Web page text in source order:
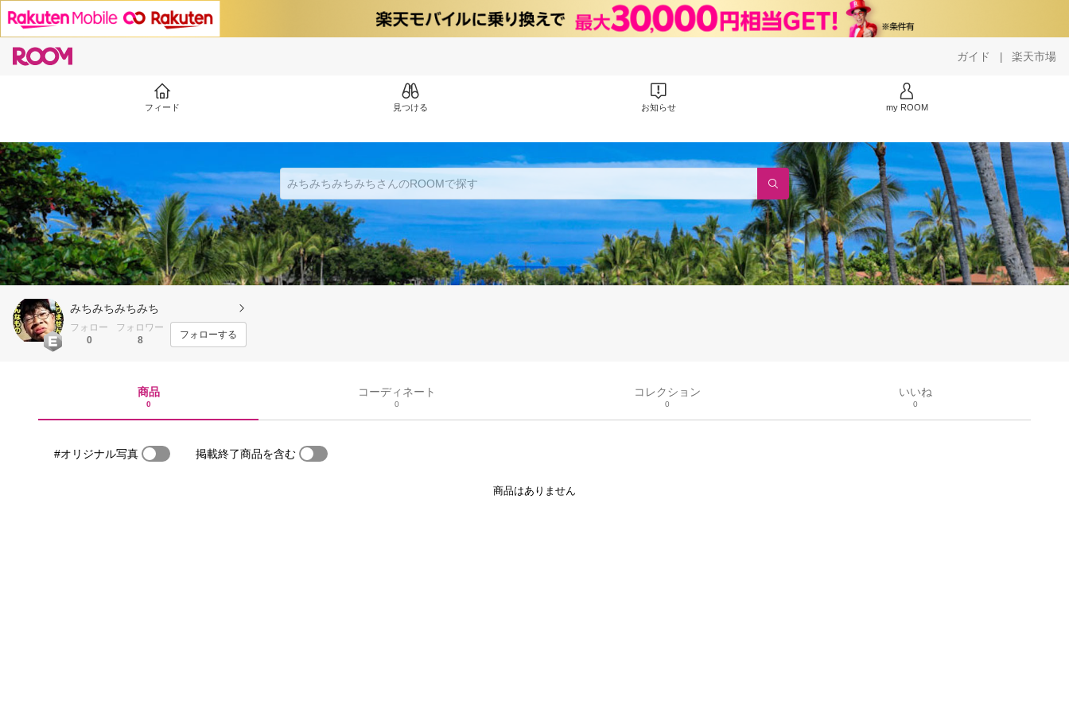
ガイド | 楽天市場
フィード 見つける お知らせ my ROOM
みちみちみちみち
フォロー
0
フォロワー
8
フォローする
商品
0
コーディネート
0
コレクション
0
いいね
0
#オリジナル写真 掲載終了商品を含む
商品はありません